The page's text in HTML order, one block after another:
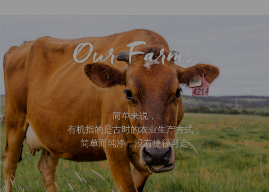
简单来说，
有机指的是古时的农业生产方式，
简单而纯净，没有捷径可走